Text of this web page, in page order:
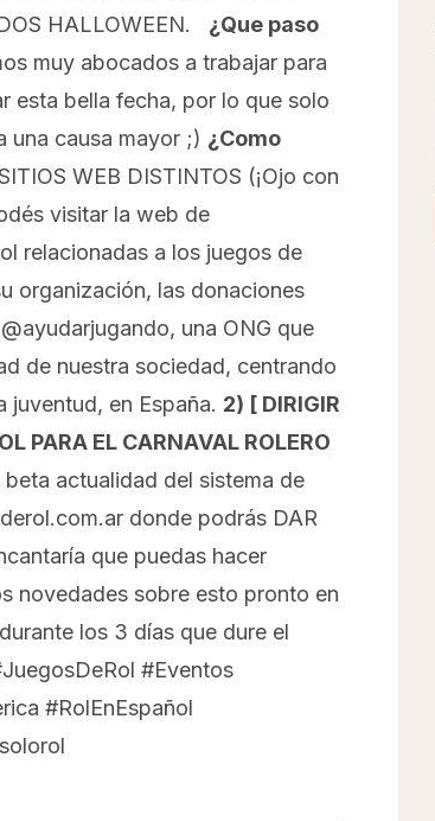
HALLOWEEN. ¿Que paso
muy abocados a trabajar para
esta bella fecha, por lo que solo
una causa mayor ;) ¿Como
WEB DISTINTOS (¡Ojo con
visitar la web de
relacionadas a los juegos de
organización, las donaciones
una ONG que
de nuestra sociedad, centrando
juventud, en España. 2) [ DIRIGIR
PARA EL CARNAVAL ROLERO
actualidad del sistema de
donde podrás DAR
que puedas hacer
novedades sobre esto pronto en
los 3 días que dure el
#Eventos
#RolEnEspañol